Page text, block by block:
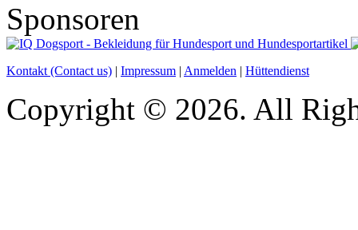
Sponsoren
Kontakt (Contact us) | Impressum | Anmelden | Hüttendienst
Copyright © 2026. All